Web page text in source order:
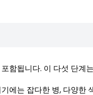
함됩니다. 이 다섯 단계
에는 잡다한 병, 다양한